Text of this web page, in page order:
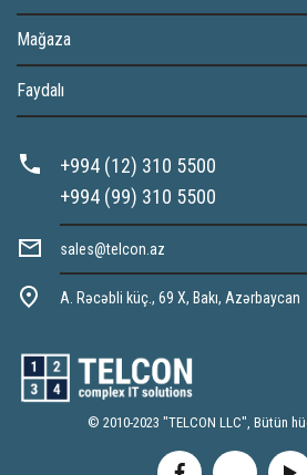
Mağaza
Faydalı
+994 (12) 310 5500
+994 (99) 310 5500
sales@telcon.az
A. Rəcəbli küç., 69 X, Bakı, Azərbaycan
© 2010-2023 "TELCON LLC", Bütün